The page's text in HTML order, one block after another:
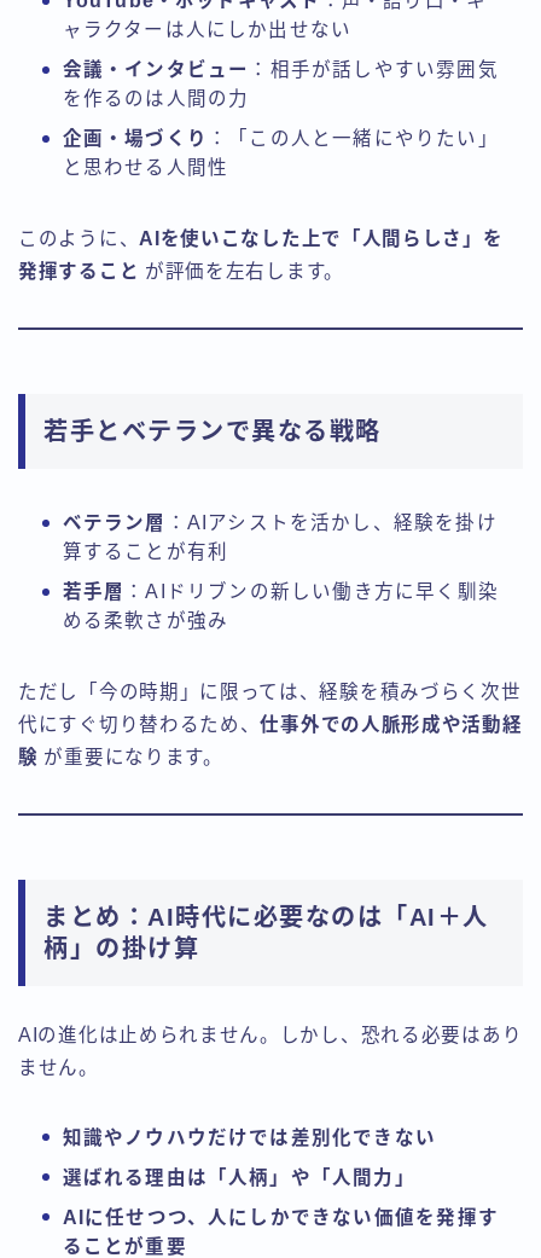
ャラクターは人にしか出せない
会議・インタビュー ：相手が話しやすい雰囲気
を作るのは人間の力
企画・場づくり ：「この人と一緒にやりたい」
と思わせる人間性
このように、 AIを使いこなした上で「人間らしさ」を
発揮すること が評価を左右します。
若手とベテランで異なる戦略
ベテラン層 ：AIアシストを活かし、経験を掛け
算することが有利
若手層 ：AIドリブンの新しい働き方に早く馴染
める柔軟さが強み
ただし「今の時期」に限っては、経験を積みづらく次世
代にすぐ切り替わるため、仕事外での人脈形成や活動経
験 が重要になります。
まとめ：AI時代に必要なのは「AI＋人
柄」の掛け算
AIの進化は止められません。しかし、恐れる必要はあり
ません。
知識やノウハウだけでは差別化できない
選ばれる理由は「人柄」や「人間力」
AIに任せつつ、人にしかできない価値を発揮す
ることが重要